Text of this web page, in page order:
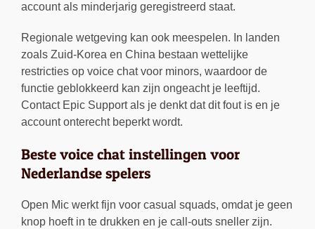
account als minderjarig geregistreerd staat.
Regionale wetgeving kan ook meespelen. In landen
zoals Zuid-Korea en China bestaan wettelijke
restricties op voice chat voor minors, waardoor de
functie geblokkeerd kan zijn ongeacht je leeftijd.
Contact Epic Support als je denkt dat dit fout is en je
account onterecht beperkt wordt.
Beste voice chat instellingen voor
Nederlandse spelers
Open Mic werkt fijn voor casual squads, omdat je geen
knop hoeft in te drukken en je call-outs sneller zijn.